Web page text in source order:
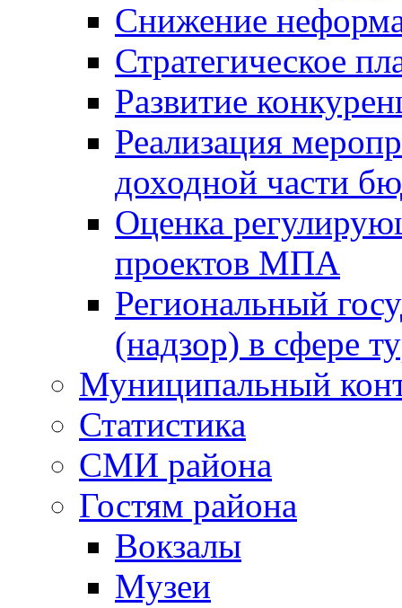
Снижение
Стратегическое
Развитие
Реализация
доходной части
Оценка
проектов МПА
Региональный
(надзор) в сфере
Муниципальный
Статистика
СМИ района
Гостям района
Вокзалы
Музеи